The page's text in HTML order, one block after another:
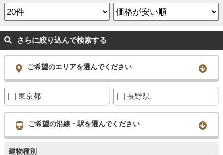
お気に入り物件
さらに絞り込んで検索する
ご希望のエリアを選んでください
東京都 長野県
ご希望の沿線・駅を選んでください
建物種別